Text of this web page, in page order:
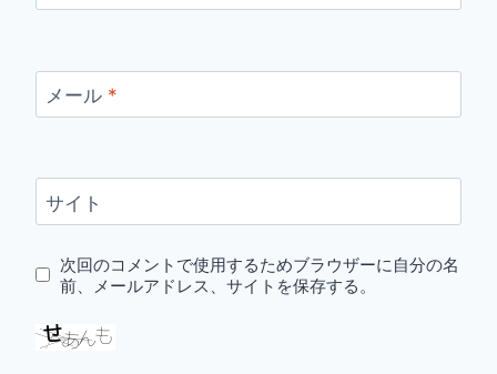
メール *
サイト
次回のコメントで使用するためブラウザーに自分の名
前、メールアドレス、サイトを保存する。